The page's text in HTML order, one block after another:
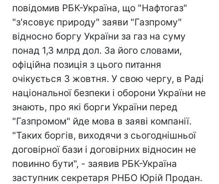
повідомив РБК-Україна, що "Нафтогаз"
"з'ясовує природу" заяви "Газпрому"
відносно боргу України за газ на суму
понад 1,3 млрд дол. За його словами,
офіційна позиція з цього питання
очікується 3 жовтня. У свою чергу, в Раді
національної безпеки і оборони України не
знають, про які борги України перед
"Газпромом" йде мова в заяві компанії.
"Таких боргів, виходячи з сьогоднішньої
договірної бази і договірних відносин не
повинно бути", - заявив РБК-Україна
заступник секретаря РНБО Юрій Продан.